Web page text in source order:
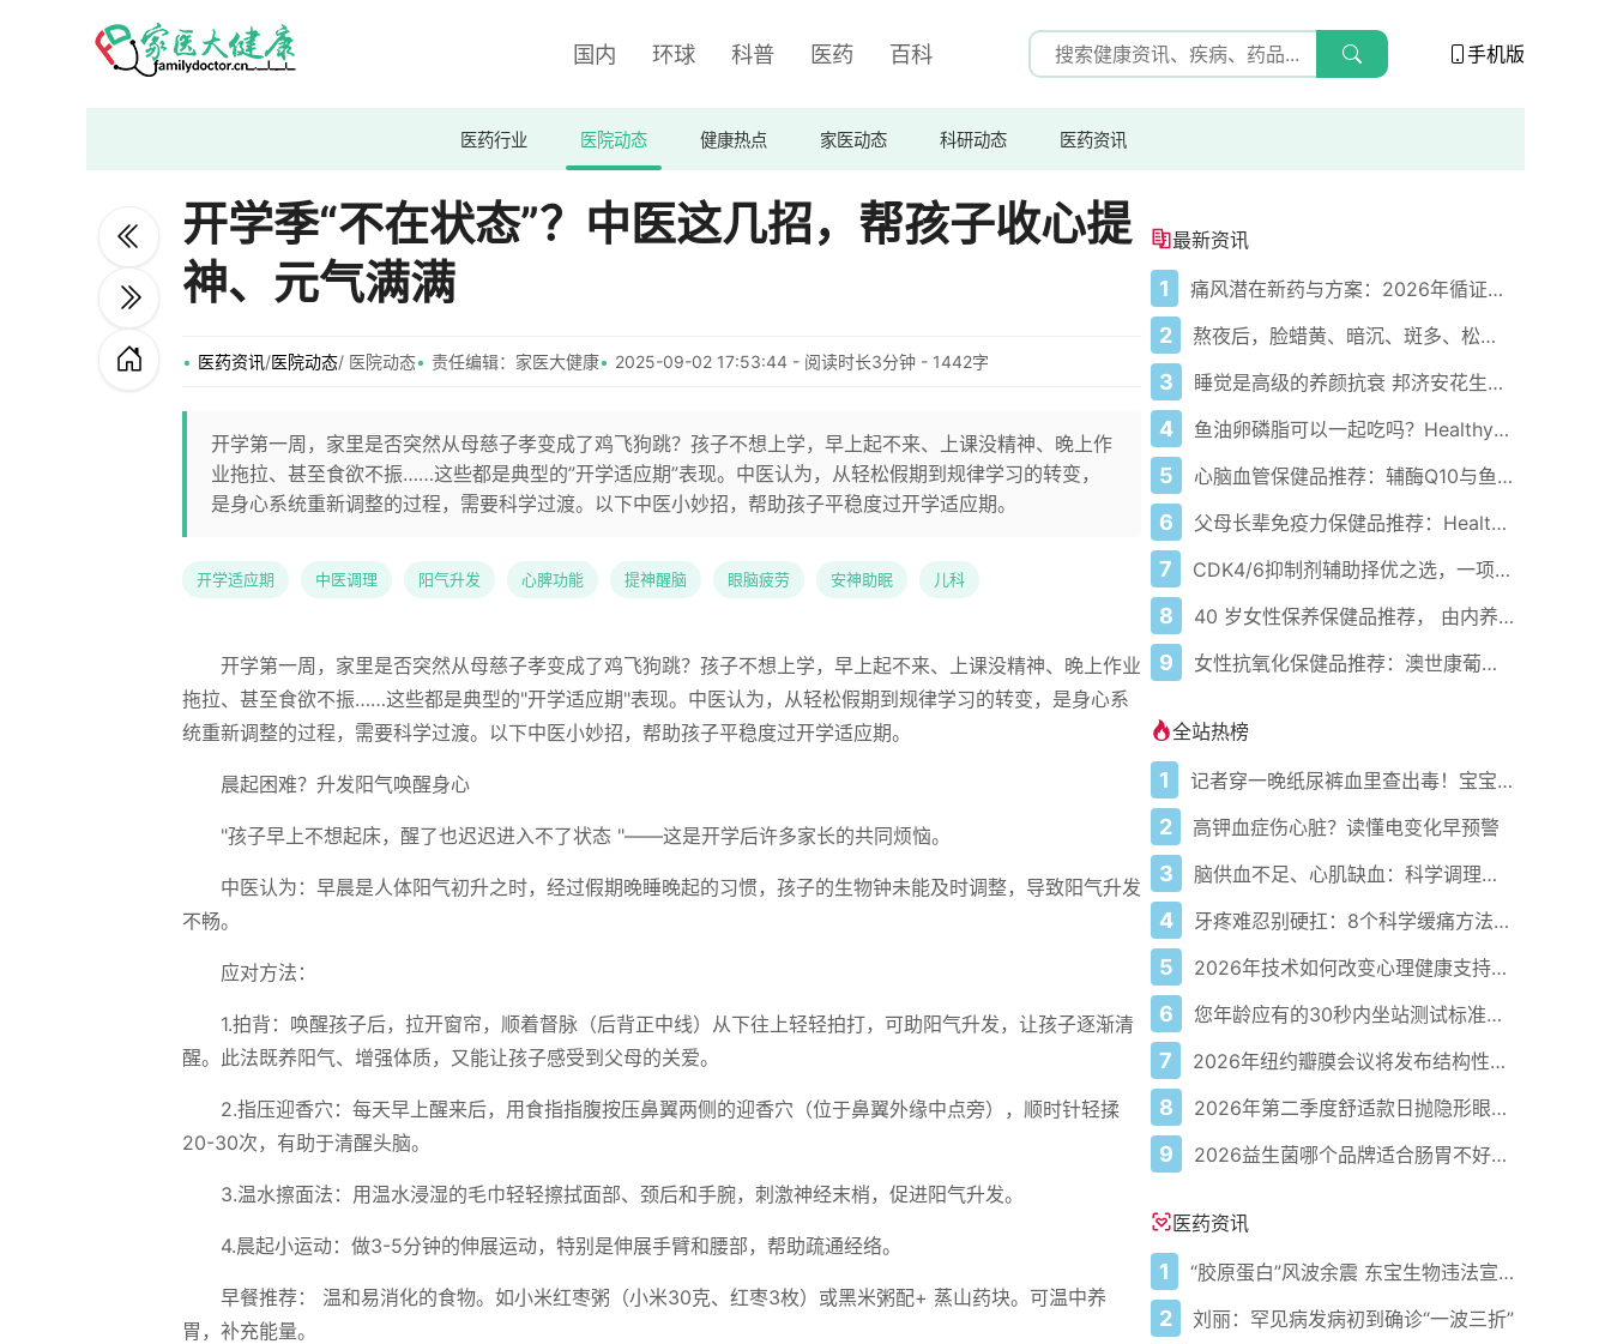
国内 环球 科普 医药 百科 手机版
医药行业 医院动态 健康热点 家医动态 科研动态 医药资讯
开学季“不在状态”？中医这几招，帮孩子收心提
神、元气满满
医药资讯/医院动态/ 医院动态 责任编辑：家医大健康 2025-09-02 17:53:44 - 阅读时长3分钟 - 1442字
开学第一周，家里是否突然从母慈子孝变成了鸡飞狗跳？孩子不想上学，早上起不来、上课没精神、晚上作
业拖拉、甚至食欲不振……这些都是典型的”开学适应期”表现。中医认为，从轻松假期到规律学习的转变，
是身心系统重新调整的过程，需要科学过渡。以下中医小妙招，帮助孩子平稳度过开学适应期。
开学适应期 中医调理 阳气升发 心脾功能 提神醒脑 眼脑疲劳 安神助眠 儿科
开学第一周，家里是否突然从母慈子孝变成了鸡飞狗跳？孩子不想上学，早上起不来、上课没精神、晚上作业
拖拉、甚至食欲不振……这些都是典型的"开学适应期"表现。中医认为，从轻松假期到规律学习的转变，是身心系
统重新调整的过程，需要科学过渡。以下中医小妙招，帮助孩子平稳度过开学适应期。
晨起困难？升发阳气唤醒身心
"孩子早上不想起床，醒了也迟迟进入不了状态 "——这是开学后许多家长的共同烦恼。
中医认为：早晨是人体阳气初升之时，经过假期晚睡晚起的习惯，孩子的生物钟未能及时调整，导致阳气升发
不畅。
应对方法：
1.拍背：唤醒孩子后，拉开窗帘，顺着督脉（后背正中线）从下往上轻轻拍打，可助阳气升发，让孩子逐渐清
醒。此法既养阳气、增强体质，又能让孩子感受到父母的关爱。
2.指压迎香穴：每天早上醒来后，用食指指腹按压鼻翼两侧的迎香穴（位于鼻翼外缘中点旁），顺时针轻揉
20-30次，有助于清醒头脑。
3.温水擦面法：用温水浸湿的毛巾轻轻擦拭面部、颈后和手腕，刺激神经末梢，促进阳气升发。
4.晨起小运动：做3-5分钟的伸展运动，特别是伸展手臂和腰部，帮助疏通经络。
早餐推荐： 温和易消化的食物。如小米红枣粥（小米30克、红枣3枚）或黑米粥配+ 蒸山药块。可温中养
胃，补充能量。
最新资讯
1 痛风潜在新药与方案：2026年循证医学进展
2 熬夜后，脸蜡黄、暗沉、斑多、松弛？需要邦济安花生芽的深入养护
3 睡觉是高级的养颜抗衰 邦济安花生芽让你“睡个好觉”
4 鱼油卵磷脂可以一起吃吗？Healthy Care协同调节血脂
5 心脑血管保健品推荐：辅酶Q10与鱼油怎么选
6 父母长辈免疫力保健品推荐：Healthy Care 科学养护方案
7 CDK4/6抑制剂辅助择优之选，一项乳腺癌网状Meta分析带来的启示
8 40 岁女性保养保健品推荐， 由内养外焕活紧致好气色
9 女性抗氧化保健品推荐：澳世康葡萄籽解锁抗氧化新方式
全站热榜
1 记者穿一晚纸尿裤血里查出毒！宝宝血液浓度竟是成人的5倍？
2 高钾血症伤心脏？读懂电变化早预警
3 脑供血不足、心肌缺血：科学调理全攻略
4 牙疼难忍别硬扛：8个科学缓痛方法收好
5 2026年技术如何改变心理健康支持的获取方式
6 您年龄应有的30秒内坐站测试标准次数
7 2026年纽约瓣膜会议将发布结构性心脏病最新研究成果
8 2026年第二季度舒适款日抛隐形眼镜推荐，优瞳主打长效佩戴体验
9 2026益生菌哪个品牌适合肠胃不好的人，常年饱受肠胃病痛看过来，梳理实用十大品牌
医药资讯
1 “胶原蛋白”风波余震 东宝生物违法宣传被查
2 刘丽：罕见病发病初到确诊“一波三折”